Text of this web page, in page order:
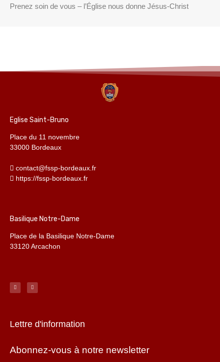
Prenez soin de vous – l’Église nous donne Jésus-Christ
Eglise Saint-Bruno
Place du 11 novembre
33000 Bordeaux
contact@fssp-bordeaux.fr
https://fssp-bordeaux.fr
Basilique Notre-Dame
Place de la Basilique Notre-Dame
33120 Arcachon
Lettre d'information
Abonnez-vous à notre newsletter